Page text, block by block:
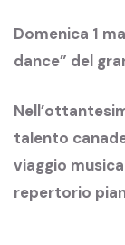
Domenica 1
dance” del
talento
viaggio
repertorio